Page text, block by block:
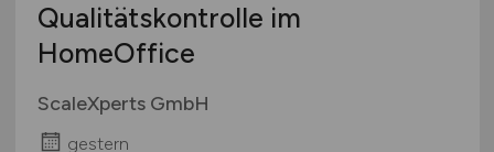
Qualitätskontrolle im
HomeOffice
ScaleXperts GmbH
gestern